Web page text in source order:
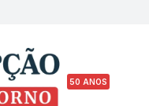
50 ANOS